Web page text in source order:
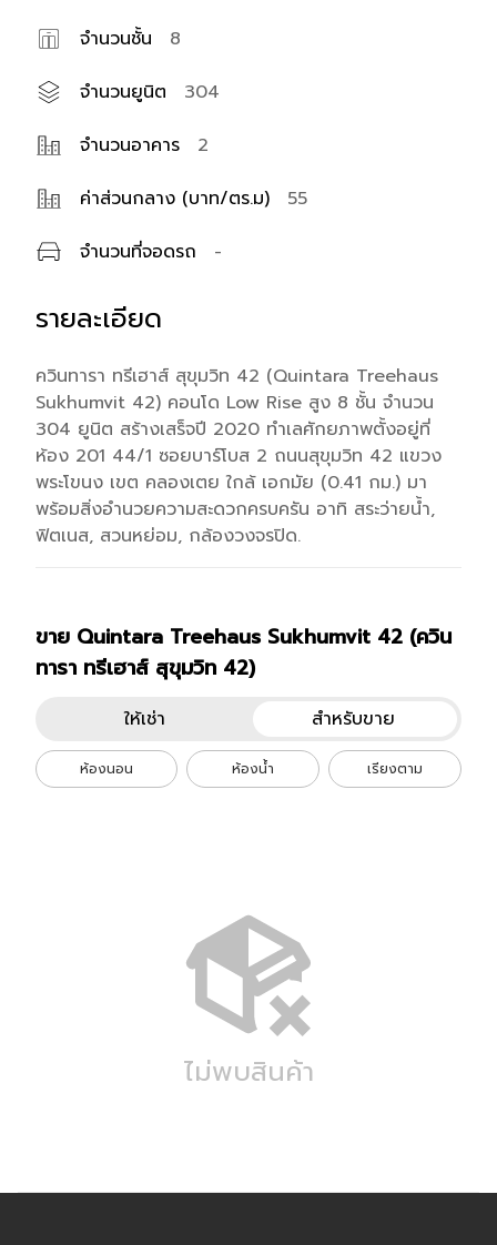
ขาย Quintara Treehaus Sukhumvit 42 (ควิน
ทารา ทรีเฮาส์ สุขุมวิท 42)
ยูนิตโครงการทั้งหมด
ให้เช่าคอนโด Quintara Treehaus
สำหรับขายคอนโด
ห้องนอน ห้องน้ำ เรียงตาม
ไม่พบสินค้า
จำนวนชั้น
8
จำนวนยูนิต
304
จำนวนอาคาร
2
ค่าส่วนกลาง (บาท/ตร.ม)
55
จำนวนที่จอดรถ
-
รายละเอียด
ควินทารา ทรีเฮาส์ สุขุมวิท 42 (Quintara Treehaus
Sukhumvit 42) คอนโด Low Rise สูง 8 ชั้น จำนวน
304 ยูนิต สร้างเสร็จปี 2020 ทำเลศักยภาพตั้งอยู่ที่
ห้อง 201 44/1 ซอยบาร์โบส 2 ถนนสุขุมวิท 42 แขวง
พระโขนง เขต คลองเตย ใกล้ เอกมัย (0.41 กม.) มา
พร้อมสิ่งอำนวยความสะดวกครบครัน อาทิ สระว่ายน้ำ,
ฟิตเนส, สวนหย่อม, กล้องวงจรปิด.